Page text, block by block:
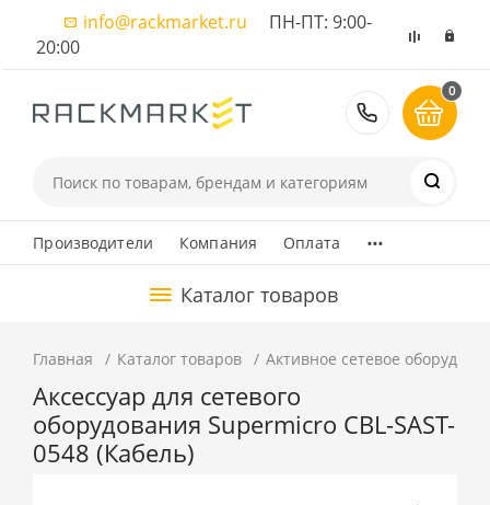
info@rackmarket.ru ПН-ПТ: 9:00-
20:00
8 (495)
0
Производители Компания Оплата ...
Каталог товаров
Главная Каталог товаров Активное сетевое
Аксессуар для сетевого
оборудования Supermicro CBL-SAST-
0548 (Кабель)